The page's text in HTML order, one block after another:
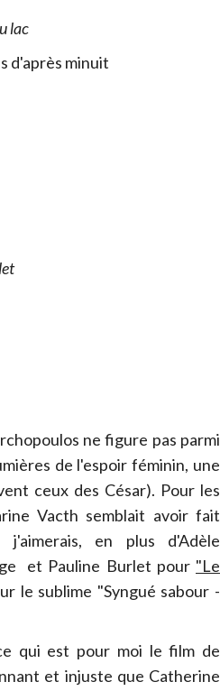
lac
d'après minuit
ne figure pas parmi
de l'espoir féminin, une
ceux des César). Pour les
Vacth semblait avoir fait
en plus d'Adèle
et Pauline Burlet pour "Le
le sublime "Syngué sabour -
qui est pour moi le film de
et injuste que Catherine